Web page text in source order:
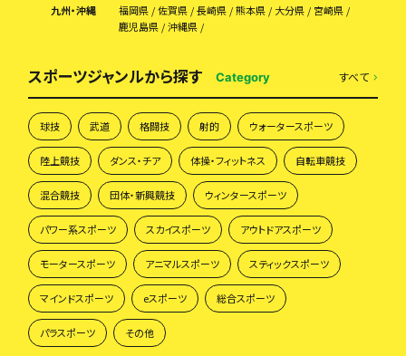
九州・沖縄
福岡県 佐賀県 長崎県 熊本県 大分県
宮崎県
鹿児島県
沖縄県
スポーツジャンルから探す Category すべて
球技 武道 格闘技 射的 ウォータースポーツ
陸上競技 ダンス・チア 体操・フィットネス 自転車競技
混合競技 団体・新興競技 ウィンタースポーツ
パワー系スポーツ スカイスポーツ アウトドアスポーツ
モータースポーツ アニマルスポーツ スティックスポーツ
マインドスポーツ eスポーツ 総合スポーツ
パラスポーツ その他